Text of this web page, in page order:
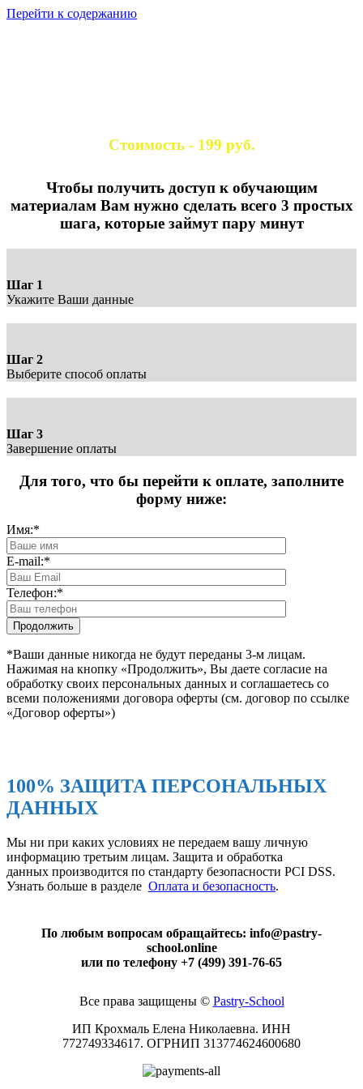
Перейти к содержанию
Стоимость - 199 руб.
Чтобы получить доступ к обучающим
материалам Вам нужно сделать всего 3 простых
шага, которые займут пару минут
Шаг 1
Укажите Ваши данные
Шаг 2
Выберите способ оплаты
Шаг 3
Завершение оплаты
Для того, что бы перейти к оплате, заполните
форму ниже:
Имя:*
E-mail:*
Телефон:*
*Ваши данные никогда не будут переданы 3-м лицам.
Нажимая на кнопку «Продолжить», Вы даете согласие на
обработку своих персональных данных и соглашаетесь со
всеми положениями договора оферты (см. договор по ссылке
«Договор оферты»)
100% ЗАЩИТА ПЕРСОНАЛЬНЫХ
ДАННЫХ
Мы ни при каких условиях не передаем вашу личную
информацию третьим лицам. Защита и обработка
данных производится по стандарту безопасности PCI DSS.
Узнать больше в разделе Оплата и безопасность.
По любым вопросам обращайтесь: info@pastry-
school.online
или по телефону +7 (499) 391-76-65
Все права защищены © Pаstry-School
ИП Крохмаль Елена Николаевна. ИНН
772749334617. ОГРНИП 313774624600680